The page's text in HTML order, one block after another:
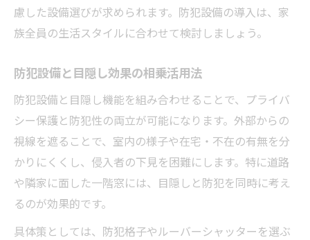
慮した設備選びが求められます。防犯設備の導入は、家
族全員の生活スタイルに合わせて検討しましょう。
防犯設備と目隠し効果の相乗活用法
防犯設備と目隠し機能を組み合わせることで、プライバ
シー保護と防犯性の両立が可能になります。外部からの
視線を遮ることで、室内の様子や在宅・不在の有無を分
かりにくくし、侵入者の下見を困難にします。特に道路
や隣家に面した一階窓には、目隠しと防犯を同時に考え
るのが効果的です。
具体策としては、防犯格子やルーバーシャッターを選ぶ